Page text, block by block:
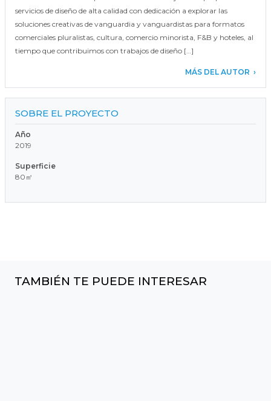
servicios de diseño de alta calidad con dedicación a explorar las
soluciones creativas de vanguardia y vanguardistas para formatos
comerciales pluralistas, cultura, comercio minorista, F&B y hoteles, al
tiempo que contribuimos con trabajos de diseño […]
MÁS DEL AUTOR
SOBRE EL PROYECTO
Año
2019
Superficie
80㎡
TAMBIÉN TE PUEDE INTERESAR